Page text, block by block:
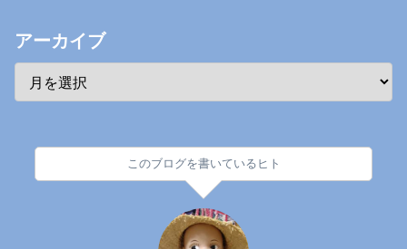
アーカイブ
このブログを書いているヒト